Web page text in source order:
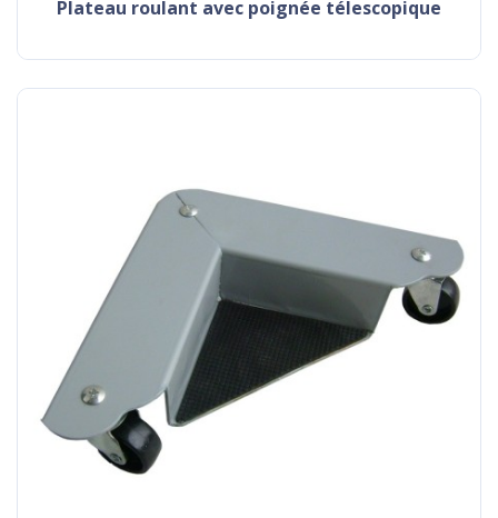
plateau roulant avec poignée télescopique